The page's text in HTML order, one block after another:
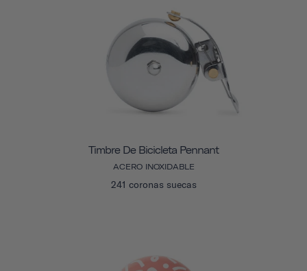
Timbre De Bicicleta Pennant
ACERO INOXIDABLE
241 coronas suecas